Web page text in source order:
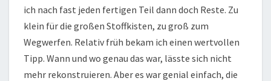
ich nach fast jeden fertigen Teil dann doch Reste. Zu
klein für die großen Stoffkisten, zu groß zum
Wegwerfen. Relativ früh bekam ich einen wertvollen
Tipp. Wann und wo genau das war, lässte sich nicht
mehr rekonstruieren. Aber es war genial einfach, die